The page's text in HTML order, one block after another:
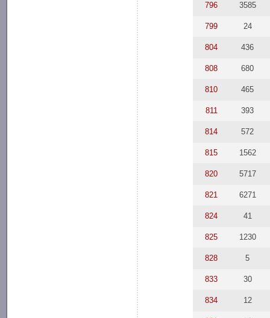
796 3585
799 24
804 436
808 680
810 465
811 393
814 572
815 1562
820 5717
821 6271
824 41
825 1230
828 5
833 30
834 12